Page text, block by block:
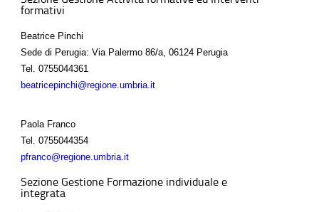
formativi
Beatrice Pinchi
Sede di Perugia: Via Palermo 86/a, 06124 Perugia
Tel.
0755044361
beatricepinchi@regione.umbria.it
Paola Franco
Tel.
0755044354
pfranco@regione.umbria.it
Sezione Gestione Formazione individuale e
integrata